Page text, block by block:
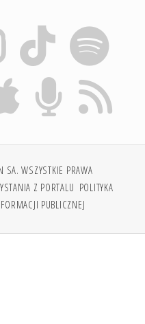
WSZYSTKIE PRAWA
Z PORTALU POLITYKA
PUBLICZNEJ